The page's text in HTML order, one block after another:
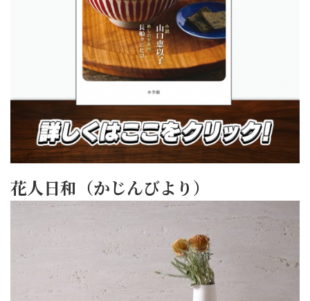
花人日和（かじんびより）